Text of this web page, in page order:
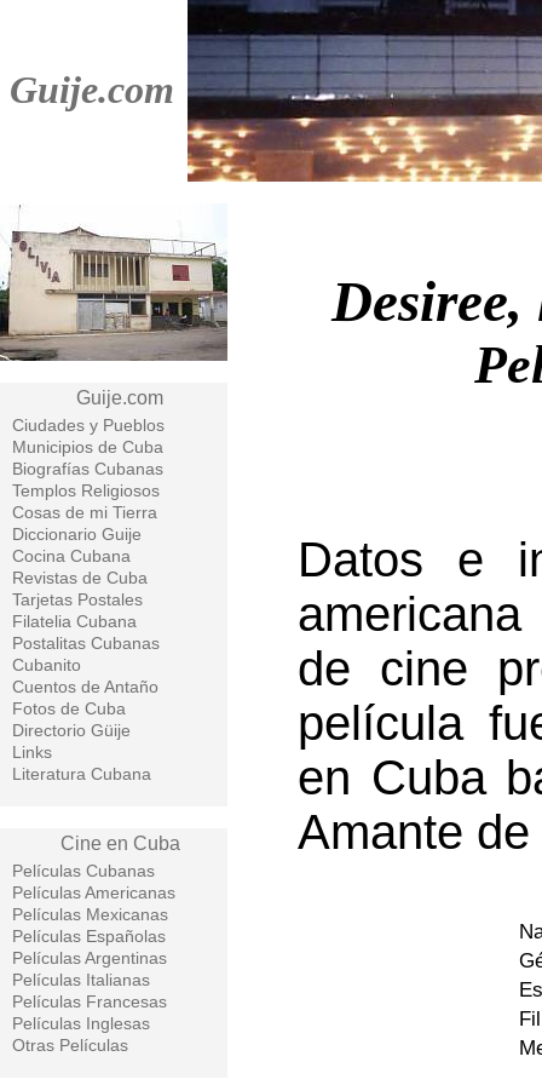
Guije.com
Guije.com
Ciudades y Pueblos
Municipios de Cuba
Biografías Cubanas
Templos Religiosos
Cosas de mi Tierra
Diccionario Guije
Cocina Cubana
Revistas de Cuba
Tarjetas Postales
Filatelia Cubana
Postalitas Cubanas
Cubanito
Cuentos de Antaño
Fotos de Cuba
Directorio Güije
Links
Literatura Cubana
Cine en Cuba
Películas Cubanas
Películas Americanas
Películas Mexicanas
Películas Españolas
Películas Argentinas
Películas Italianas
Películas Francesas
Películas Inglesas
Otras Películas
Datos e
de cine
película
en Cuba
Amante de